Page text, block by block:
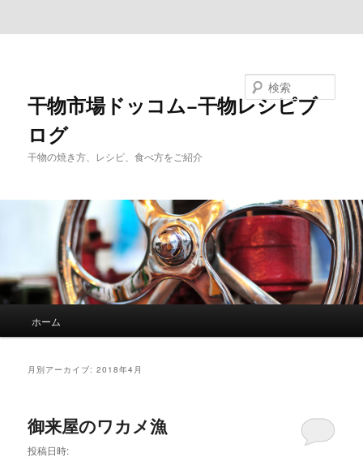
干物市場ドッコム−干物レシピブ
ログ
干物の焼き方、レシピ、食べ方をご紹介
ホーム
月別アーカイブ:2018年4月
御来屋のワカメ漁
投稿日時: